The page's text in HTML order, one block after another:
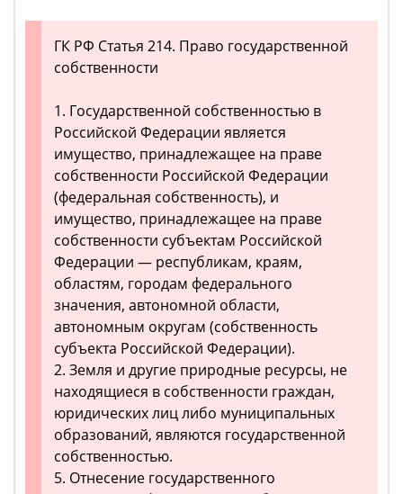
ГК РФ Статья 214. Право государственной
собственности
1. Государственной собственностью в
Российской Федерации является
имущество, принадлежащее на праве
собственности Российской Федерации
(федеральная собственность), и
имущество, принадлежащее на праве
собственности субъектам Российской
Федерации — республикам, краям,
областям, городам федерального
значения, автономной области,
автономным округам (собственность
субъекта Российской Федерации).
2. Земля и другие природные ресурсы, не
находящиеся в собственности граждан,
юридических лиц либо муниципальных
образований, являются государственной
собственностью.
5. Отнесение государственного